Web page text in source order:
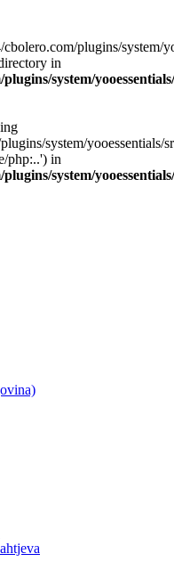
plugins/system/
in
system/
system/yooessentials/
php:..') in
system/